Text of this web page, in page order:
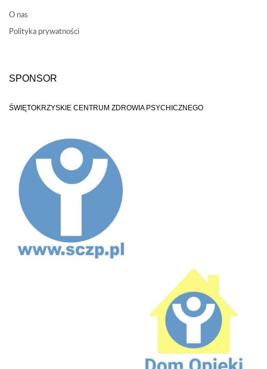
O nas
Polityka prywatności
SPONSOR
ŚWIĘTOKRZYSKIE CENTRUM ZDROWIA PSYCHICZNEGO